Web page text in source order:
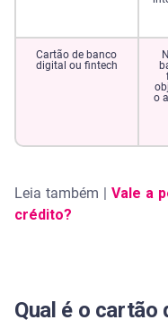
Cartão de banco
digital ou fintech
o
Leia também | Vale a
crédito?
Qual é o cartão